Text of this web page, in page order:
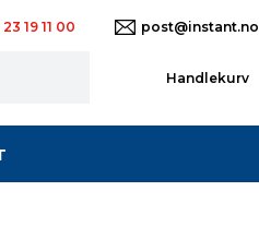
19 11 00 post@instant.no
Handlekurv